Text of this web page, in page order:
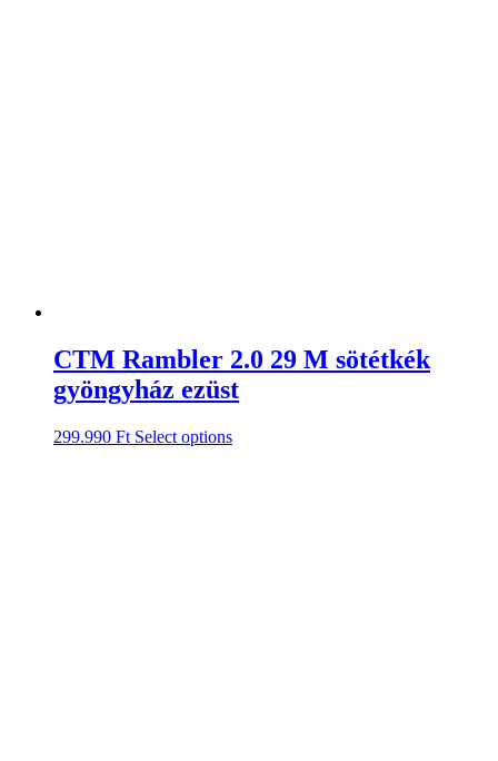
CTM Rambler 2.0 29 M sötétkék
gyöngyház ezüst
299.990 Ft Select options